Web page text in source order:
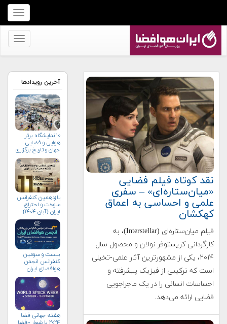
برای
نمایش
منو
برای
کنید
نقد کوتاه فیلم فضایی
«میان‌ستاره‌ای» – سفری
علمی و احساسی به اعماق
کهکشان
فیلم میان‌ستاره‌ای (Interstellar)، به
کارگردانی کریستوفر نولان و محصول سال
۲۰۱۴، یکی از مشهورترین آثار علمی-تخیلی
است که ترکیبی از فیزیک پیشرفته و
احساسات انسانی را در یک ماجراجویی
فضایی ارائه می‌دهد.
آخرین رویدادها
۱۰ نمایشگاه برتر
هوایی و فضایی
جهان و تاریخ برگزاری
آن‌ها
یازدهمین کنفرانس
سوخت و احتراق
ایران (آبان‌ ۱۴۰۴)
بیست و سومین
کنفرانس انجمن
هوافضای ايران
هفته جهانی فضا